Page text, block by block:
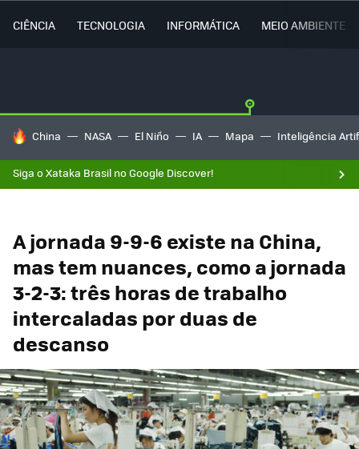
CIÊNCIA TECNOLOGIA INFORMÁTICA MEIO AMBIENTE
TENDÊNCIAS DO DIA
China NASA El Niño IA Mapa Inteligência
Siga o Xataka Brasil no Google Discover!
A jornada 9-9-6 existe na China,
mas tem nuances, como a jornada
3-2-3: três horas de trabalho
intercaladas por duas de
descanso